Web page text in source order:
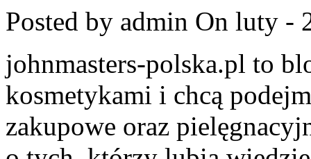
Posted by admin On luty -
johnmasters-polska.pl to
kosmetykami i chcą
zakupowe oraz